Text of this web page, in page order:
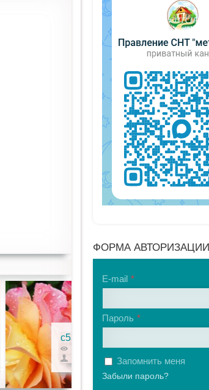
c5a3cbb8
0
0
ГлавА Сайта
ФОРМА АВТОРИЗАЦИИ
E-mail
Пароль
Запомнить меня
Забыли пароль?